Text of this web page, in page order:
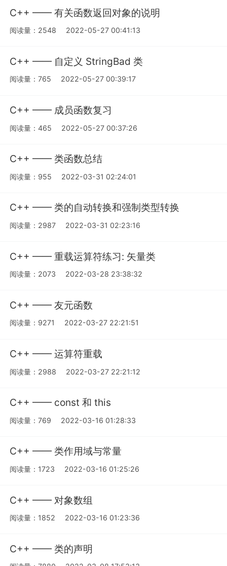
C++ —— 有关函数返回对象的说明
阅读量：2548 2022-05-27 00:41:13
C++ —— 自定义 StringBad 类
阅读量：765 2022-05-27 00:39:17
C++ —— 成员函数复习
阅读量：465 2022-05-27 00:37:26
C++ —— 类函数总结
阅读量：955 2022-03-31 02:24:01
C++ —— 类的自动转换和强制类型转换
阅读量：2987 2022-03-31 02:23:16
C++ —— 重载运算符练习: 矢量类
阅读量：2073 2022-03-28 23:38:32
C++ —— 友元函数
阅读量：9271 2022-03-27 22:21:51
C++ —— 运算符重载
阅读量：2988 2022-03-27 22:21:12
C++ —— const 和 this
阅读量：769 2022-03-16 01:28:33
C++ —— 类作用域与常量
阅读量：1723 2022-03-16 01:25:26
C++ —— 对象数组
阅读量：1852 2022-03-16 01:23:36
C++ —— 类的声明